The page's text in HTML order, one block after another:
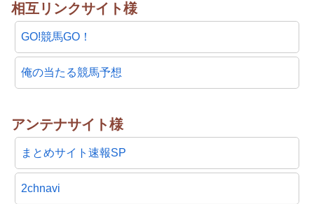
相互リンクサイト様
GO!競馬GO！
俺の当たる競馬予想
アンテナサイト様
まとめサイト速報SP
2chnavi